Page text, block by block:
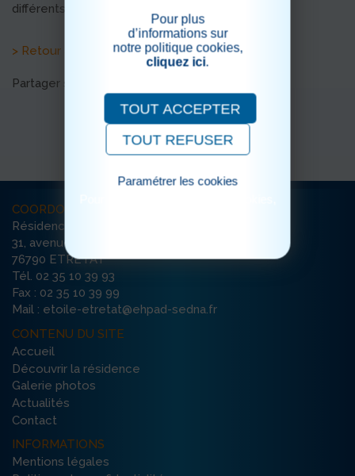
différents services.
> Retour aux actualités
Partager sur les réseaux sociaux
COORDONNÉES
Résidence Etoile du Matin
31, avenue Damilaville
76790 ETRETAT
Tél. 02 35 10 39 93
Fax : 02 35 10 39 99
Mail : etoile-etretat@ehpad-sedna.fr
CONTENU DU SITE
Accueil
Découvrir la résidence
Galerie photos
Actualités
Contact
INFORMATIONS
Mentions légales
Pour plus
d’informations sur
notre politique cookies,
cliquez ici.
TOUT ACCEPTER
TOUT REFUSER
Paramétrer les cookies